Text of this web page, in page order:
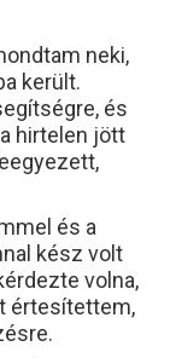
neki,
került.
és
hirtelen jött
és a
kész volt
volna,
értesítettem,